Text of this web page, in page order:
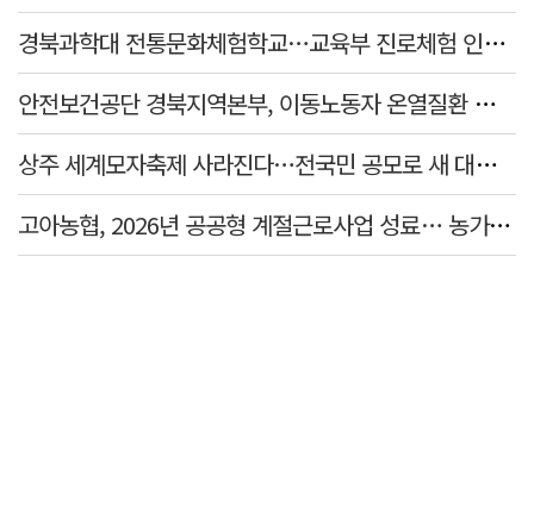
경북과학대 전통문화체험학교…교육부 진로체험 인증기관 선정
안전보건공단 경북지역본부, 이동노동자 온열질환 예방 캠페인
상주 세계모자축제 사라진다…전국민 공모로 새 대표축제 발굴 나서
고아농협, 2026년 공공형 계절근로사업 성료… 농가 일손 부족 해소 '효자'